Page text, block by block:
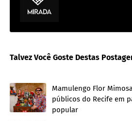
Talvez Você Goste Destas
Mamulengo Flor
públicos do Recife em
popular